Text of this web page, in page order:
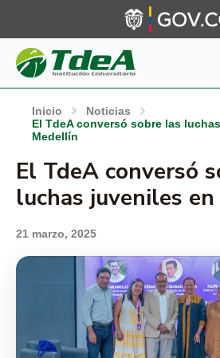
Inicio
Noticias
El TdeA conversó sobre las
Medellín
El TdeA conversó
luchas juveniles
21 marzo, 2025